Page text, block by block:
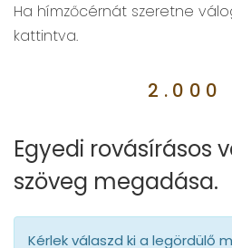
Ha hímzőcérnát szeretne
kattintva.
2.000
Egyedi rovásírásos
szöveg megadása.
Kérlek válaszd ki a legördülő